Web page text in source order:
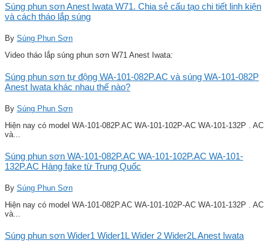
Súng phun sơn Anest Iwata W71. Chia sẻ cấu tạo chi tiết linh kiện
và cách tháo lắp súng
By Súng Phun Sơn
Video tháo lắp súng phun sơn W71 Anest Iwata:
Súng phun sơn tự động WA-101-082P.AC và súng WA-101-082P
Anest Iwata khác nhau thế nào?
By Súng Phun Sơn
Hiện nay có model WA-101-082P.AC WA-101-102P-AC WA-101-132P . AC
và...
Súng phun sơn WA-101-082P.AC WA-101-102P.AC WA-101-
132P.AC Hàng fake từ Trung Quốc
By Súng Phun Sơn
Hiện nay có model WA-101-082P.AC WA-101-102P-AC WA-101-132P . AC
và...
Súng phun sơn Wider1 Wider1L Wider 2 Wider2L Anest Iwata